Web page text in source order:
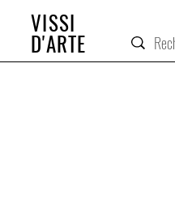
D'ARTE
VISSI